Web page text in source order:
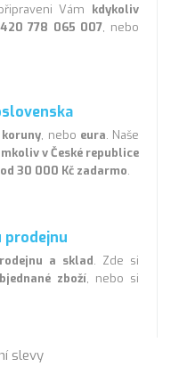
Vám kdykoliv
778 065 007, nebo
koruny, nebo eura. Naše
v České republice
30 000 Kč zadarmo.
prodejnu
a sklad. Zde si
zboží, nebo si
slevy